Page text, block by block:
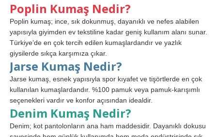
Poplin Kumaş Nedir?
Poplin kumaş; ince, sık dokunmuş, dayanıklı ve nefes alabilen
yapısıyla giyimden ev tekstiline kadar geniş kullanım alanı sunar.
Türkiye’de en çok tercih edilen kumaşlardandır ve yazlık
giysilerde sıkça karşımıza çıkar.
Jarse Kumaş Nedir?
Jarse kumaş, esnek yapısıyla spor kıyafet ve tişörtlerde en çok
kullanılan kumaşlardandır. %100 pamuk veya pamuk-karışımlı
seçenekleri vardır ve konfor açısından idealdir.
Denim Kumaş Nedir?
Denim; kot pantolonların ana ham maddesidir. Dayanıklı dokusu